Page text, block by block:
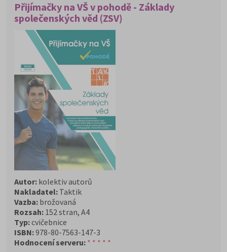
Přijímačky na VŠ v pohodě - Základy
společenských věd (ZSV)
Autor: kolektiv autorů
Nakladatel: Taktik
Vazba: brožovaná
Rozsah: 152 stran, A4
Typ:cvičebnice
ISBN:978-80-7563-147-3
Hodnocení serveru: * * * * *